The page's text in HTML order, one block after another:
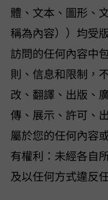
體、文本、圖形、
稱為“內容”））均
訪問的任何內容中
則、信息和限制，
改、翻譯、出版、
傳、展示、許可、
屬於您的任何內容
有權利：(i) 未經各
及 (ii) 以任何方式違